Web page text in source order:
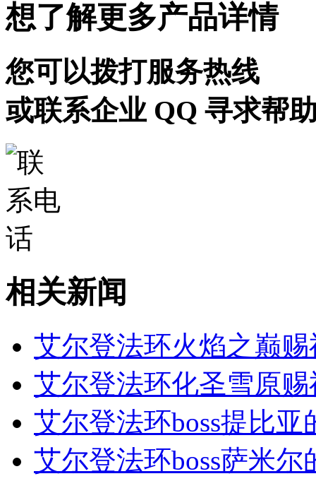
想了解更多产品详情
您可以拨打服务热线
或联系企业 QQ 寻求帮
相关新闻
艾尔登法环火焰之巅
艾尔登法环化圣雪原
艾尔登法环boss提比
艾尔登法环boss萨米